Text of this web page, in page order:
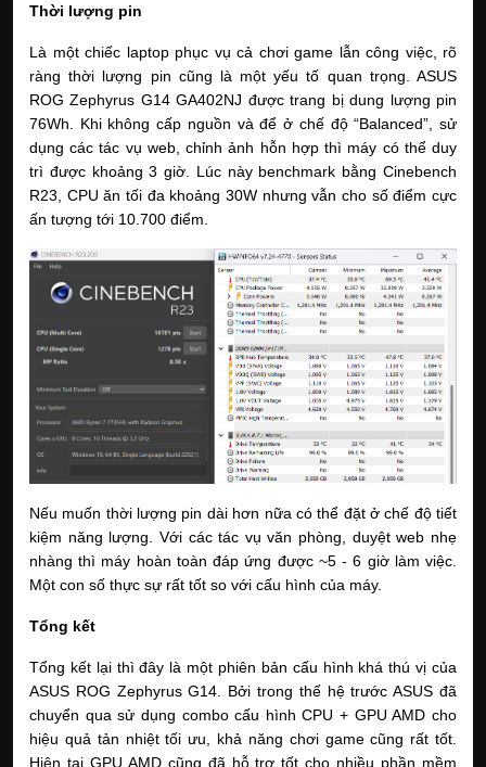
Thời lượng pin
Là một chiếc laptop phục vụ cả chơi game lẫn công việc, rõ
ràng thời lượng pin cũng là một yếu tố quan trọng. ASUS
ROG Zephyrus G14 GA402NJ được trang bị dung lượng pin
76Wh. Khi không cấp nguồn và để ở chế độ “Balanced”, sử
dụng các tác vụ web, chỉnh ảnh hỗn hợp thì máy có thể duy
trì được khoảng 3 giờ. Lúc này benchmark bằng Cinebench
R23, CPU ăn tối đa khoảng 30W nhưng vẫn cho số điểm cực
ấn tượng tới 10.700 điểm.
Nếu muốn thời lượng pin dài hơn nữa có thể đặt ở chế độ tiết
kiệm năng lượng. Với các tác vụ văn phòng, duyệt web nhẹ
nhàng thì máy hoàn toàn đáp ứng được ~5 - 6 giờ làm việc.
Một con số thực sự rất tốt so với cấu hình của máy.
Tổng kết
Tổng kết lại thì đây là một phiên bản cấu hình khá thú vị của
ASUS ROG Zephyrus G14. Bởi trong thế hệ trước ASUS đã
chuyển qua sử dụng combo cấu hình CPU + GPU AMD cho
hiệu quả tản nhiệt tối ưu, khả năng chơi game cũng rất tốt.
Hiện tại GPU AMD cũng đã hỗ trợ tốt cho nhiều phần mềm